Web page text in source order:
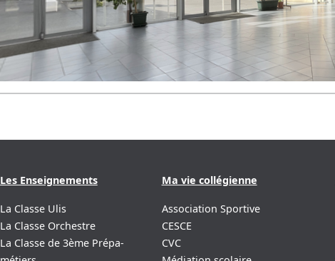
Les Enseignements
La Classe Ulis
La Classe Orchestre
La Classe de 3ème Prépa-
Ma vie collégienne
Association Sportive
CESCE
CVC